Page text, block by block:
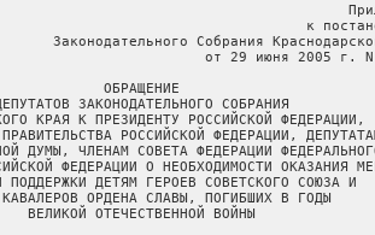
к
Законодательного Собрания
от 29 июня 2005 г.
ОБРАЩЕНИЕ
ЗАКОНОДАТЕЛЬНОГО СОБРАНИЯ
КРАЯ К ПРЕЗИДЕНТУ РОССИЙСКОЙ ФЕДЕРАЦИИ,
РОССИЙСКОЙ ФЕДЕРАЦИИ,
ДУМЫ, ЧЛЕНАМ СОВЕТА ФЕДЕРАЦИИ
ФЕДЕРАЦИИ О НЕОБХОДИМОСТИ ОКАЗАНИЯ
ПОДДЕРЖКИ ДЕТЯМ ГЕРОЕВ СОВЕТСКОГО СОЮЗА И
ОРДЕНА СЛАВЫ, ПОГИБШИХ В ГОДЫ
ВЕЛИКОЙ ОТЕЧЕСТВЕННОЙ ВОЙНЫ